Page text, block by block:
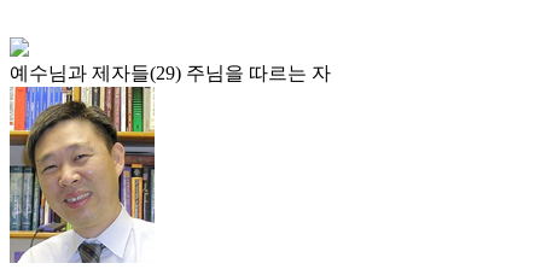
예수님과 제자들(29) 주님을 따르는 자